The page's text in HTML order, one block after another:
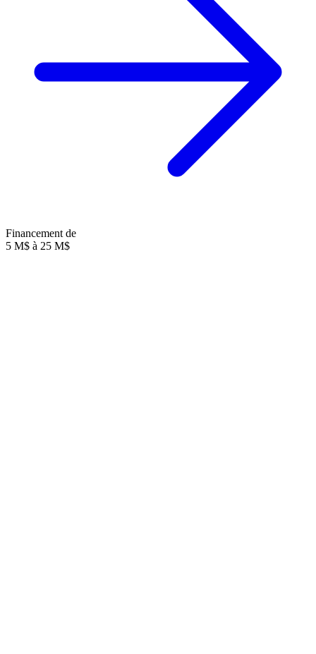
Financement de
5 M$ à 25 M$